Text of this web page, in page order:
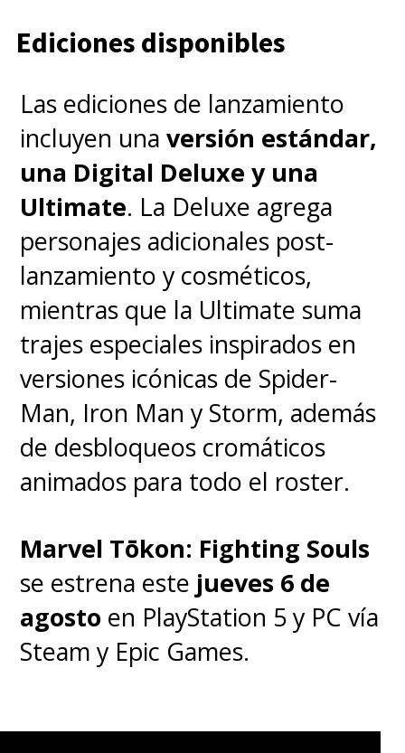
Ediciones disponibles
Las ediciones de lanzamiento
incluyen unaversión estándar,
una Digital Deluxe y una
Ultimate. La Deluxe agrega
personajes adicionales post-
lanzamiento y cosméticos,
mientras que la Ultimate suma
trajes especiales inspirados en
versiones icónicas de Spider-
Man, Iron Man y Storm, además
de desbloqueos cromáticos
animados para todo el roster.
Marvel Tōkon: Fighting Souls
se estrena este jueves 6 de
agosto en PlayStation 5 y PC vía
Steam y Epic Games.